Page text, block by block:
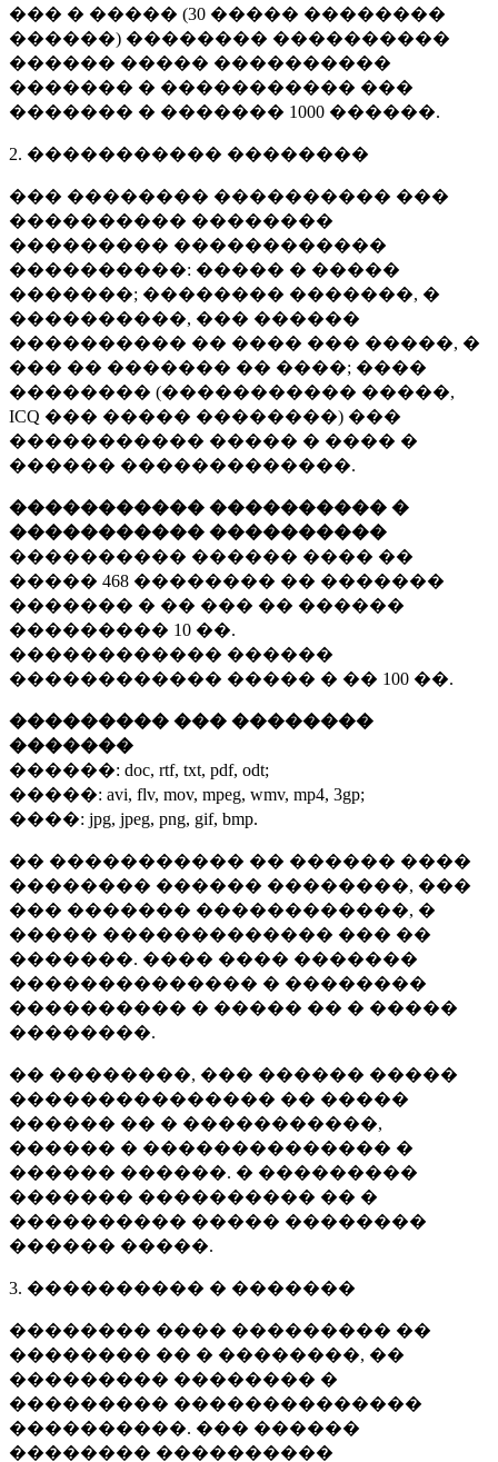
��� � ����� (30 ����� ��������
������) �������� ����������
������ ����� ����������
������� � ����������� ���
������� � ������� 1000 ������.
2. ����������� ��������
��� �������� ���������� ���
���������� ��������
��������� ������������
����������: ����� � �����
�������; �������� �������, �
����������, ��� ������
���������� �� ���� ��� �����, �
��� �� ������� �� ����; ����
�������� (����������� �����,
ICQ ��� ����� ��������) ���
����������� ����� � ���� �
������ �������������.
����������� ���������� �
����������� ����������
���������� ������ ���� ��
����� 468 �������� �� �������
������� � �� ��� �� ������
��������� 10 ��.
������������ ������
������������ ����� � �� 100 ��.
��������� ��� ��������
�������
������: doc, rtf, txt, pdf, odt;
�����: avi, flv, mov, mpeg, wmv, mp4, 3gp;
����: jpg, jpeg, png, gif, bmp.
�� ����������� �� ������ ����
�������� ������ ��������, ���
��� ������� ������������, �
����� ������������� ��� ��
�������. ���� ���� �������
�������������� � ��������
���������� � ����� �� � �����
��������.
�� ��������, ��� ������ �����
��������������� �� �����
������ �� � �����������,
������ � �������������� �
������ ������. � ���������
������� ���������� �� �
���������� ����� ��������
������ �����.
3. ���������� � �������
�������� ���� ��������� ��
�������� �� � ��������, ��
��������� �������� �
��������� ��������������
����������. ��� ������
�������� ����������